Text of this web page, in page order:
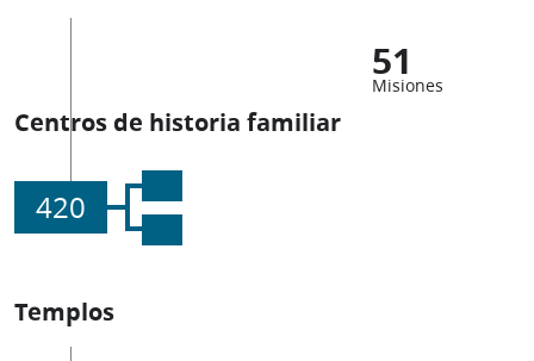
51
Misiones
Centros de historia familiar
420
Templos